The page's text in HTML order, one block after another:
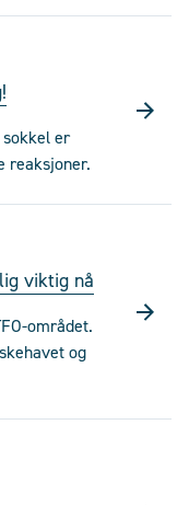
er
reaksjoner.
viktig nå
området.
og